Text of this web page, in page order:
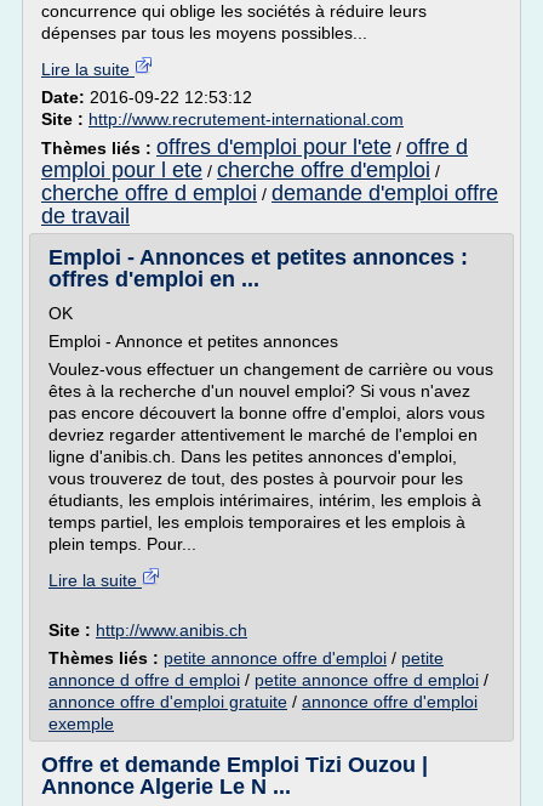
concurrence qui oblige les sociétés à réduire leurs
dépenses par tous les moyens possibles...
Lire la suite
Date: 2016-09-22 12:53:12
Site : http://www.recrutement-international.com
Thèmes liés : offres d'emploi pour l'ete / offre d
emploi pour l ete / cherche offre d'emploi /
cherche offre d emploi / demande d'emploi offre
de travail
Emploi - Annonces et petites annonces :
offres d'emploi en ...
OK
Emploi - Annonce et petites annonces
Voulez-vous effectuer un changement de carrière ou vous
êtes à la recherche d'un nouvel emploi? Si vous n'avez
pas encore découvert la bonne offre d'emploi, alors vous
devriez regarder attentivement le marché de l'emploi en
ligne d'anibis.ch. Dans les petites annonces d'emploi,
vous trouverez de tout, des postes à pourvoir pour les
étudiants, les emplois intérimaires, intérim, les emplois à
temps partiel, les emplois temporaires et les emplois à
plein temps. Pour...
Lire la suite
Site : http://www.anibis.ch
Thèmes liés : petite annonce offre d'emploi / petite
annonce d offre d emploi / petite annonce offre d emploi /
annonce offre d'emploi gratuite / annonce offre d'emploi
exemple
Offre et demande Emploi Tizi Ouzou |
Annonce Algerie Le N ...